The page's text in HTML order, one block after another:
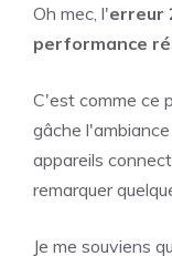
Oh mec, l'erreur
performance
C'est comme ce
gâche
appareils
remarquer
Je me souviens